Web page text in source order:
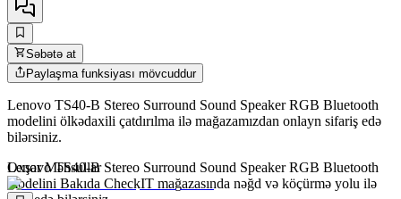
Səbətə at
Paylaşma funksiyası mövcuddur
Lenovo TS40-B Stereo Surround Sound Speaker RGB Bluetooth
modelini ölkədaxili çatdırılma ilə mağazamızdan onlayn sifariş edə
bilərsiniz.
Lenovo TS40-B Stereo Surround Sound Speaker RGB Bluetooth
modelini Bakıda CheckIT mağazasında nəğd və köçürmə yolu ilə
Oxşar Məhsullar